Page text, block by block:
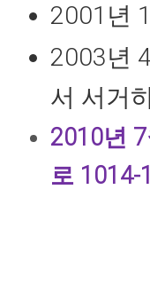
2001년
2003년
서 서거
2010년
로 1014-